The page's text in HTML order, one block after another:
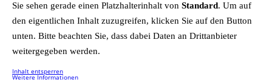
Sie sehen gerade einen Platzhalterinhalt von Standard. Um auf
den eigentlichen Inhalt zuzugreifen, klicken Sie auf den Button
unten. Bitte beachten Sie, dass dabei Daten an Drittanbieter
weitergegeben werden.
Inhalt entsperren
Weitere Informationen